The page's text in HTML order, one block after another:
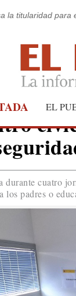
la titularidad para
EL
durante cuatro
los padres o